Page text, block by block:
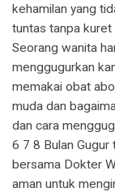
kehamilan yang
tuntas tanpa
Seorang wanita
menggugurkan
memakai obat
muda dan
dan cara
6 7 8 Bulan Gugur
bersama Dokter
aman untuk